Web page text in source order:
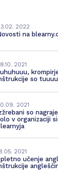
2022
na
2021
so tuuuu
2021
so
v organizaciji
2021
učenje